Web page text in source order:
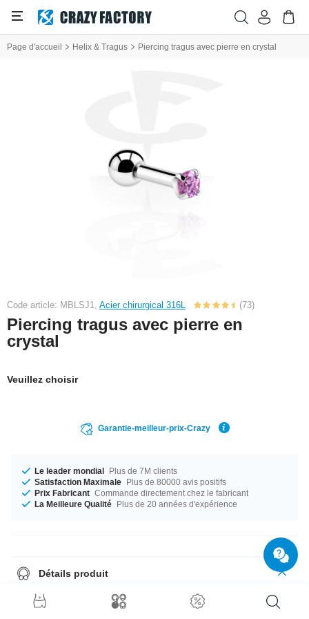
Page d'accueil Helix & Tragus Piercing tragus avec pierre en crystal
Code article: MBLSJ1, Acier chirurgical 316L (73)
Piercing tragus avec pierre en
crystal
Veuillez choisir
Garantie-meilleur-prix-Crazy
Le leader mondial Plus de 7M clients
Satisfaction Maximale Plus de 80000 avis positifs
Prix Fabricant Commande directement chez le fabricant
La Meilleure Qualité Plus de 20 années d'expérience
Détails produit
Un must-have pour tous les coffrets à piercings. Barre simple de 1,2 mm
en acier chirurgical brillant avec strass. N'oubliez pas de choisir la